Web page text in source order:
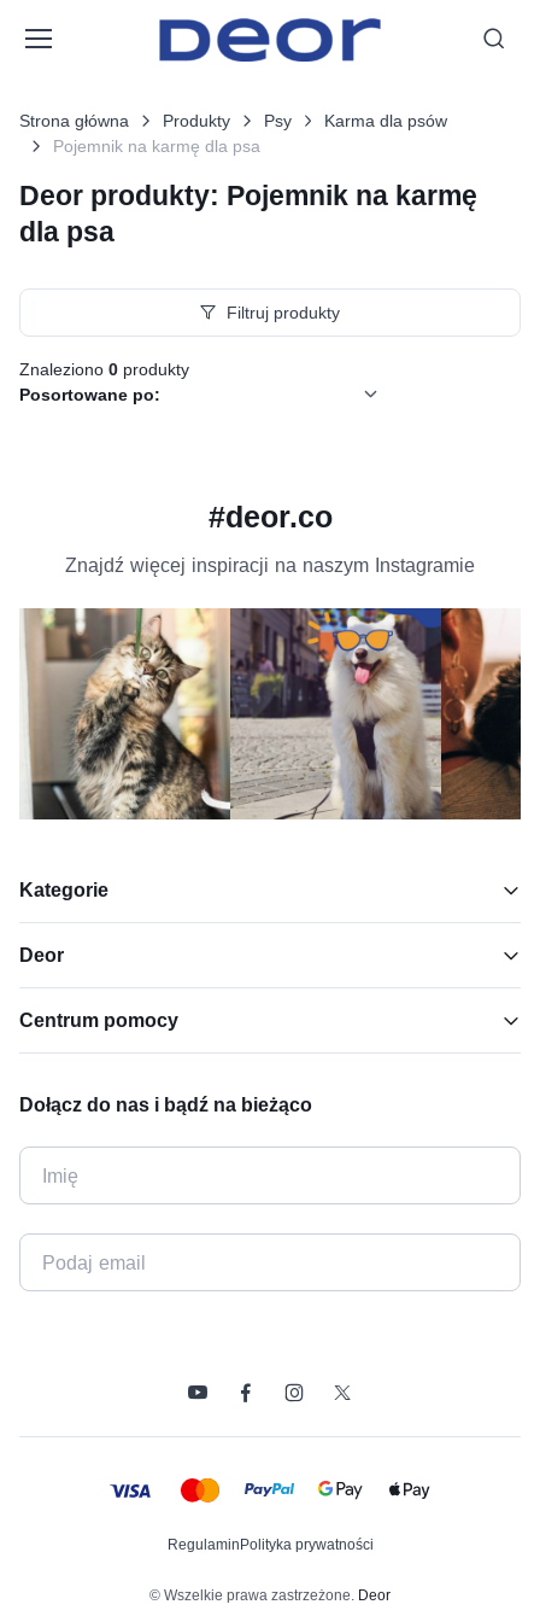
Strona główna Produkty Psy
Karma dla psów
Pojemnik na karmę dla psa
Deor produkty: Pojemnik na karmę
dla psa
Filtruj produkty
Znaleziono 0 produkty
Posortowane po:
#deor.co
Znajdź więcej inspiracji na naszym Instagramie
Kategorie
Deor
Centrum pomocy
Dołącz do nas i bądź na bieżąco
RegulaminPolityka prywatności
© Wszelkie prawa zastrzeżone. Deor